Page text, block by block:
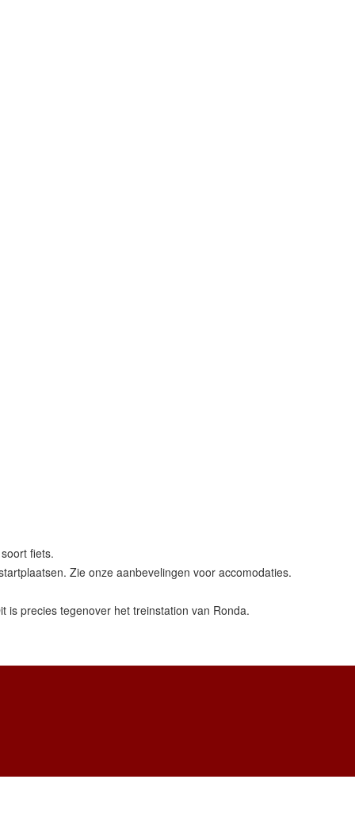
fiets.
Zie onze aanbevelingen voor accomodaties.
is precies tegenover het treinstation van Ronda.